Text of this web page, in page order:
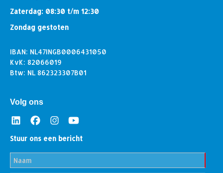
Zaterdag: 08:30 t/m 12:30
Zondag gestoten
IBAN: NL47INGB0006431050
KvK: 82066019
Btw: NL 862323307B01
Volg ons
Stuur ons een bericht